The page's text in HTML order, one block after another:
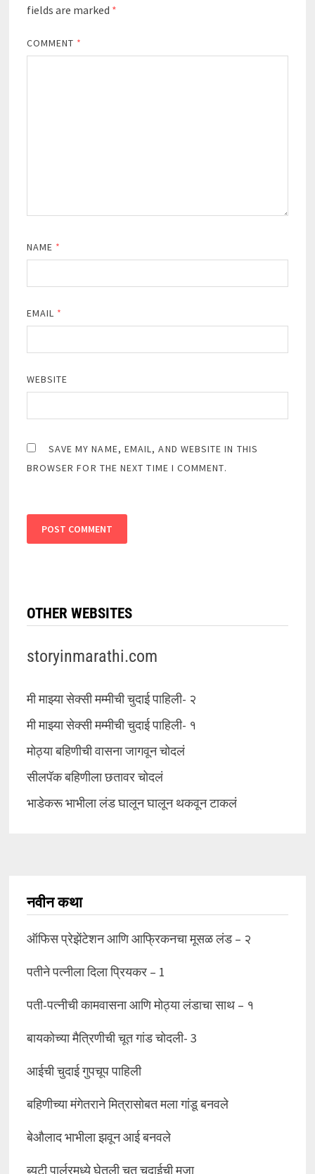
fields are marked *
COMMENT *
NAME *
EMAIL *
WEBSITE
SAVE MY NAME, EMAIL, AND WEBSITE IN THIS
BROWSER FOR THE NEXT TIME I COMMENT.
OTHER WEBSITES
storyinmarathi.com
मी माझ्या सेक्सी मम्मीची चुदाई पाहिली- २
मी माझ्या सेक्सी मम्मीची चुदाई पाहिली- १
मोठ्या बहिणीची वासना जागवून चोदलं
सीलपॅक बहिणीला छतावर चोदलं
भाडेकरू भाभीला लंड घालून घालून थकवून टाकलं
नवीन कथा
ऑफिस प्रेझेंटेशन आणि आफ्रिकनचा मूसळ लंड – २
पतीने पत्नीला दिला प्रियकर – 1
पती-पत्नीची कामवासना आणि मोठ्या लंडाचा साथ – १
बायकोच्या मैत्रिणीची चूत गांड चोदली- 3
आईची चुदाई गुपचूप पाहिली
बहिणीच्या मंगेतराने मित्रासोबत मला गांडू बनवले
बेऔलाद भाभीला झवून आई बनवले
ब्यूटी पार्लरमध्ये घेतली चूत चुदाईची मजा